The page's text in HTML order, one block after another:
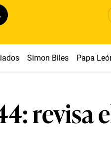
Simon Biles Papa
revisa